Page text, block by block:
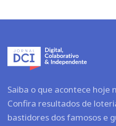
Saiba o que acontece hoje
Confira resultados de
bastidores dos famosos e